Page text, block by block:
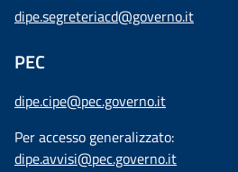
dipe.segreteriacd@governo.it
PEC
dipe.cipe@pec.governo.it
Per accesso generalizzato:
dipe.avvisi@pec.governo.it